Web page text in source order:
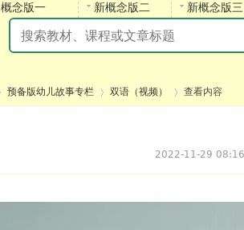
概念版一 新概念版二 新概念版三
预备版幼儿故事专栏 双语（视频）
›
查看内容
2022-11-29 08:16